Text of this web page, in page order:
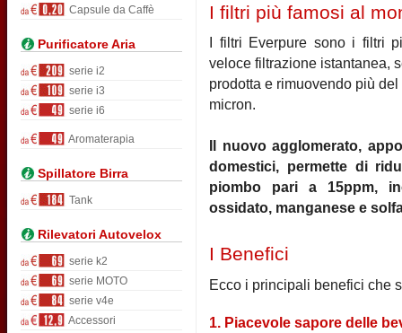
Capsule da Caffè
Purificatore Aria
serie i2
serie i3
serie i6
Aromaterapia
Spillatore Birra
Tank
Rilevatori Autovelox
serie k2
serie MOTO
serie v4e
Accessori
I filtri più famosi al
I filtri Everpure sono i filtri
veloce filtrazione istantanea,
prodotta e rimuovendo più
micron.
Il nuovo agglomerato,
domestici, permette di
piombo pari a 15ppm,
ossidato, manganese e
I Benefici
Ecco i principali benefici che
1. Piacevole sapore delle